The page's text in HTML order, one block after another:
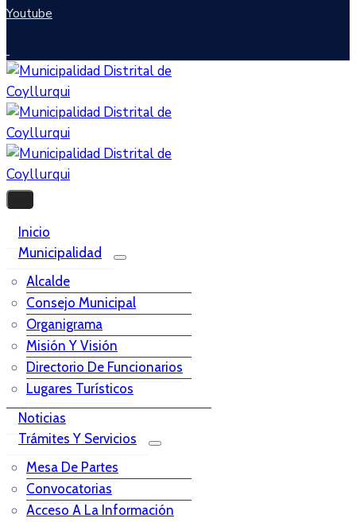
Youtube
Inicio
Municipalidad
Alcalde
Consejo Municipal
Organigrama
Misión Y Visión
Directorio De Funcionarios
Lugares Turísticos
Noticias
Trámites Y Servicios
Mesa De Partes
Convocatorias
Acceso A La Información